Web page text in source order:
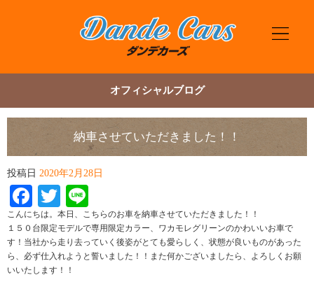
オフィシャルブログ
納車させていただきました！！
投稿日 2020年2月28日
Facebook
Twitter
こんにちは。本日、こちらのお車を納車させていただきました！！
１５０台限定モデルで専用限定カラー、ワカモレグリーンのかわいいお車で
す！当社から走り去っていく後姿がとても愛らしく、状態が良いものがあった
ら、必ず仕入れようと誓いました！！また何かございましたら、よろしくお願
いいたします！！